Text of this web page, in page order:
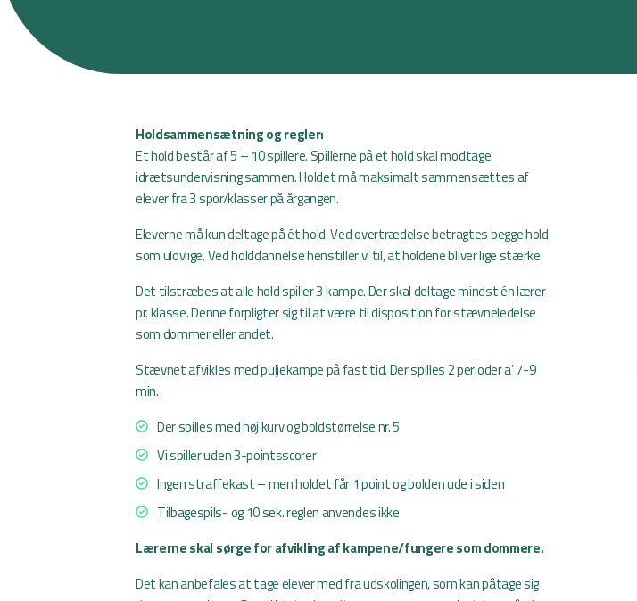
Holdsammensætning og regler:
Et hold består af 5 – 10 spillere. Spillerne på et hold skal modtage
idrætsundervisning sammen. Holdet må maksimalt sammensættes af
elever fra 3 spor/klasser på årgangen.
Eleverne må kun deltage på ét hold. Ved overtrædelse betragtes begge hold
som ulovlige. Ved holddannelse henstiller vi til, at holdene bliver lige stærke.
Det tilstræbes at alle hold spiller 3 kampe. Der skal deltage mindst én lærer
pr. klasse. Denne forpligter sig til at være til disposition for stævneledelse
som dommer eller andet.
Stævnet afvikles med puljekampe på fast tid. Der spilles 2 perioder a’ 7-9
min.
Der spilles med høj kurv og boldstørrelse nr. 5
Vi spiller uden 3-pointsscorer
Ingen straffekast – men holdet får 1 point og bolden ude i siden
Tilbagespils- og 10 sek. reglen anvendes ikke
Lærerne skal sørge for afvikling af kampene/fungere som dommere.
Det kan anbefales at tage elever med fra udskolingen, som kan påtage sig